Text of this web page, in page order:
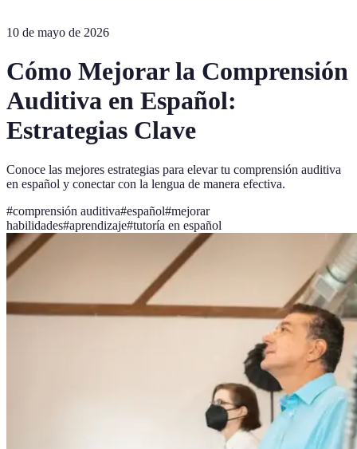
10 de mayo de 2026
Cómo Mejorar la Comprensión
Auditiva en Español:
Estrategias Clave
Conoce las mejores estrategias para elevar tu comprensión auditiva
en español y conectar con la lengua de manera efectiva.
#comprensión auditiva#español#mejorar
habilidades#aprendizaje#tutoría en español